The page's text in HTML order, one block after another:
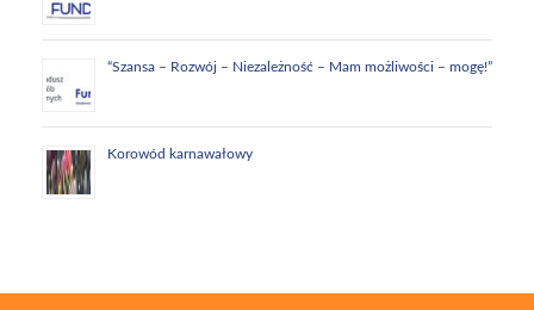
“Szansa – Rozwój – Niezależność – Mam możliwości – mogę!”
Korowód karnawałowy